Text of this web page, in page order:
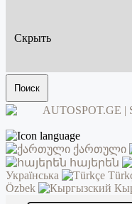
Скрыть
Поиск
ქართული
հայերեն
Українська
Özbek